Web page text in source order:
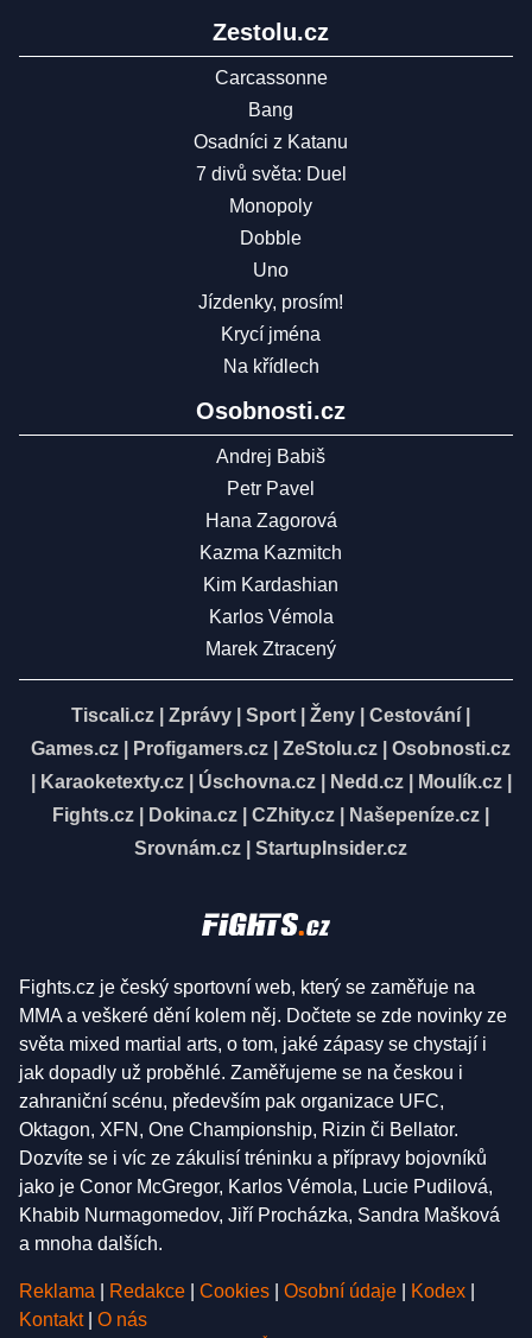
Zestolu.cz
Carcassonne
Bang
Osadníci z Katanu
7 divů světa: Duel
Monopoly
Dobble
Uno
Jízdenky, prosím!
Krycí jména
Na křídlech
Osobnosti.cz
Andrej Babiš
Petr Pavel
Hana Zagorová
Kazma Kazmitch
Kim Kardashian
Karlos Vémola
Marek Ztracený
Tiscali.cz Zprávy Sport Ženy Cestování
Games.cz
Profigamers.cz ZeStolu.cz
Osobnosti.cz
Karaoketexty.cz| Úschovna.cz| Nedd.cz| Moulík.cz|
Fights.cz
Dokina.cz CZhity.cz Našepeníze.cz
Srovnám.cz
StartupInsider.cz
Fights.cz je český sportovní web, který se zaměřuje na
MMA a veškeré dění kolem něj. Dočtete se zde novinky ze
světa mixed martial arts, o tom, jaké zápasy se chystají i
jak dopadly už proběhlé. Zaměřujeme se na českou i
zahraniční scénu, především pak organizace UFC,
Oktagon, XFN, One Championship, Rizin či Bellator.
Dozvíte se i víc ze zákulisí tréninku a přípravy bojovníků
jako je Conor McGregor, Karlos Vémola, Lucie Pudilová,
Khabib Nurmagomedov, Jiří Procházka, Sandra Mašková
a mnoha dalších.
Reklama Redakce Cookies Osobní údaje Kodex
Kontakt
O nás